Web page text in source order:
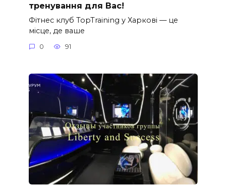
тренування для Вас!
Фітнес клуб TopTraining у Харкові — це
місце, де ваше
0 91